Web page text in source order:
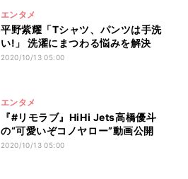
エンタメ
平野紫耀「Tシャツ、パンツは手洗
い!」 洗濯にまつわる悩みを解決
2020/10/13 05:00
エンタメ
『#リモラブ』HiHi Jets高橋優斗
の“可愛いぞコノヤロー”動画公開
2020/10/13 05:00